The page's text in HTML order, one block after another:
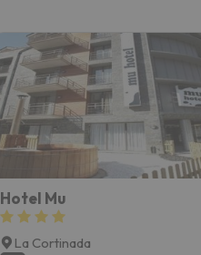
Hotel Mu
La Cortinada